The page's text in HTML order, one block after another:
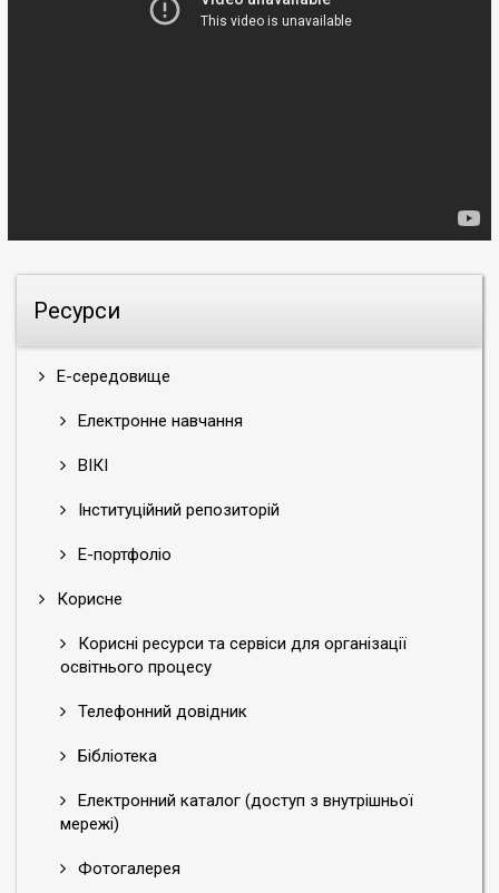
Ресурси
Е-середовище
Електронне навчання
ВІКІ
Інституційний репозиторій
Е-портфоліо
Корисне
Корисні ресурси та сервіси для організації
освітнього процесу
Телефонний довідник
Бібліотека
Електронний каталог (доступ з внутрішньої
мережі)
Фотогалерея